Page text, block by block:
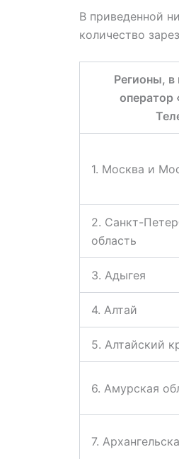
В приведенной
количество
Регионы, в
1. Москва и
2. Санкт-
область
3. Адыгея
4. Алтай
5. Алтайский
6. Амурская
7.